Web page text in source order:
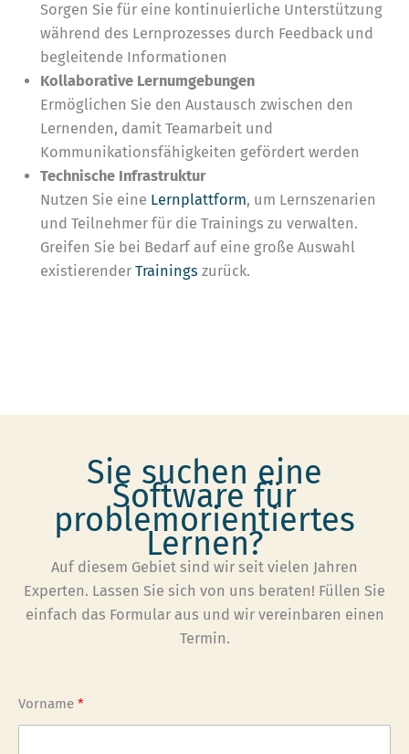
Sorgen Sie für eine kontinuierliche Unterstützung
während des Lernprozesses durch Feedback und
begleitende Informationen
Kollaborative Lernumgebungen
Ermöglichen Sie den Austausch zwischen den
Lernenden, damit Teamarbeit und
Kommunikationsfähigkeiten gefördert werden
Technische Infrastruktur
Nutzen Sie eine Lernplattform, um Lernszenarien
und Teilnehmer für die Trainings zu verwalten.
Greifen Sie bei Bedarf auf eine große Auswahl
existierender Trainings zurück.
Sie suchen eine
Software für
problemorientiertes
Lernen?
Auf diesem Gebiet sind wir seit vielen Jahren
Experten. Lassen Sie sich von uns beraten! Füllen Sie
einfach das Formular aus und wir vereinbaren einen
Termin.
Vorname